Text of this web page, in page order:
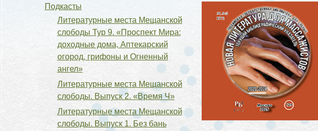
Подкасты
Литературные места Мещанской
слободы Тур 9. «Проспект Мира:
доходные дома, Аптекарский
огород, грифоны и Огненный
ангел»
Литературные места Мещанской
слободы. Выпуск 2. «Время Ч»
Литературные места Мещанской
слободы. Выпуск 1. Без бань